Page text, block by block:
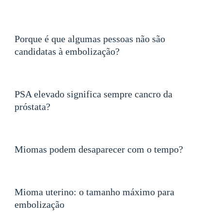
Porque é que algumas pessoas não são
candidatas à embolização?
PSA elevado significa sempre cancro da
próstata?
Miomas podem desaparecer com o tempo?
Mioma uterino: o tamanho máximo para
embolização